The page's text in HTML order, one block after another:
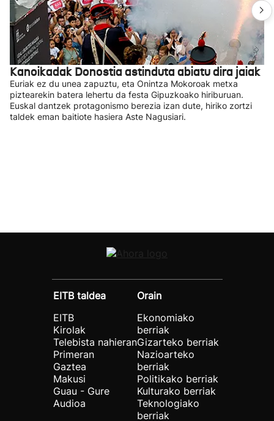
Kanoikadak Donostia astinduta abiatu dira jaiak
Euriak ez du unea zapuztu, eta Onintza Mokoroak metxa
piztearekin batera lehertu da festa Gipuzkoako hiriburuan.
Euskal dantzek protagonismo berezia izan dute, hiriko zortzi
taldek eman baitiote hasiera Aste Nagusiari.
EITB taldea
EITB
Kirolak
Telebista nahieran
Primeran
Gaztea
Makusi
Guau - Gure
Audioa
Orain
Ekonomiako
berriak
Gizarteko berriak
Nazioarteko
berriak
Politikako berriak
Kulturako berriak
Teknologiako
berriak